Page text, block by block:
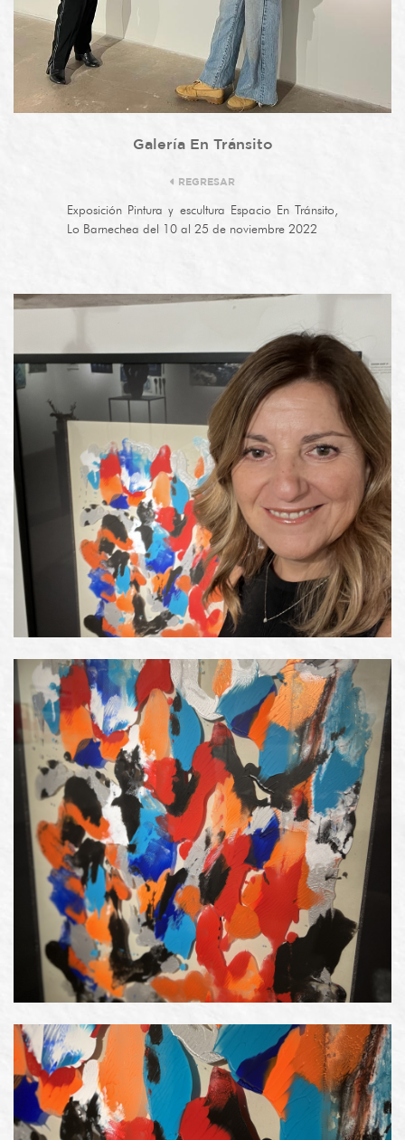
Galería En Tránsito
REGRESAR
Exposición Pintura y escultura Espacio En Tránsito,
Lo Barnechea del 10 al 25 de noviembre 2022